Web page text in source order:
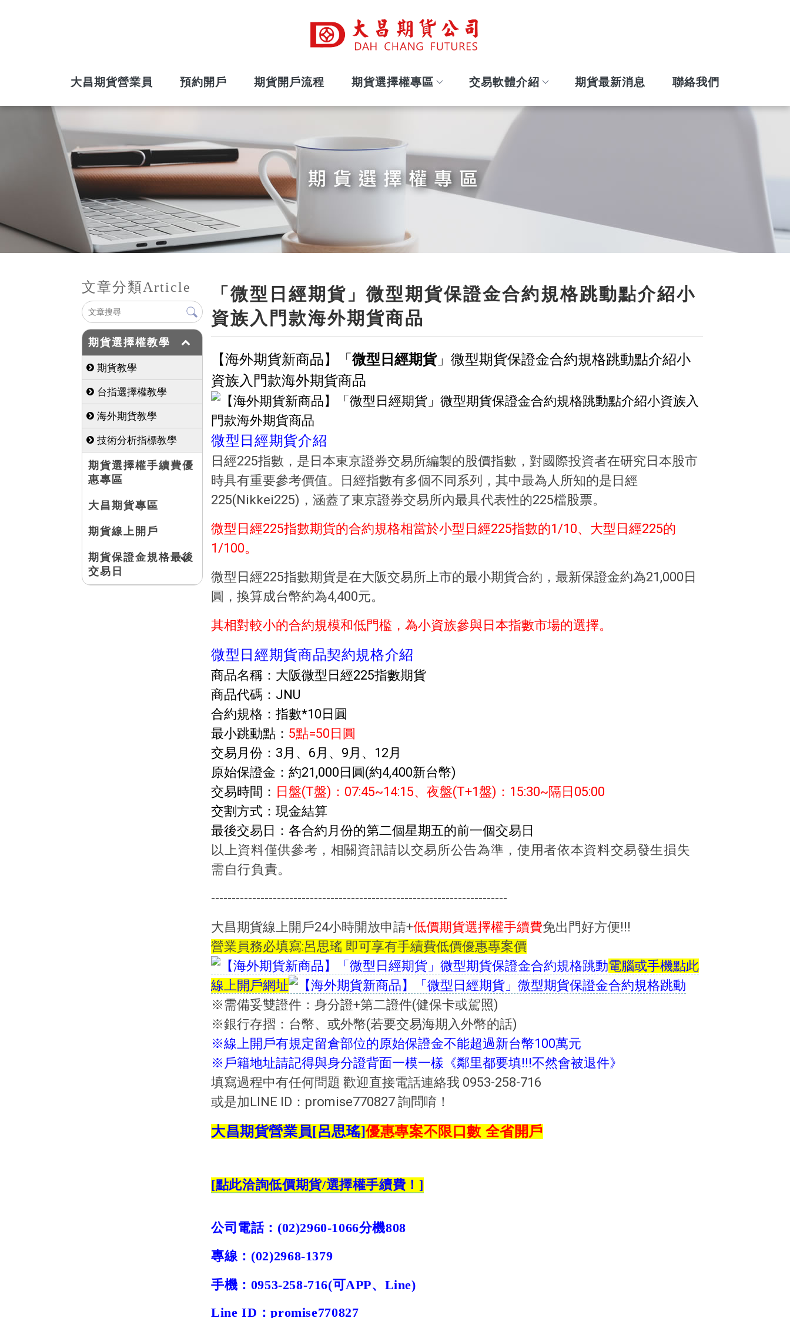
大昌期貨營業員 預約開戶 期貨開戶流程 期貨選擇權專區 交易軟體介紹 期貨最新消息 聯絡我們
文章分類Article
期貨選擇權教學
期貨教學
台指選擇權教學
海外期貨教學
技術分析指標教學
期貨選擇權手續費優
惠專區
大昌期貨專區
期貨線上開戶
期貨保證金規格最後
交易日
「微型日經期貨」微型期貨保證金合約規格跳動點介紹小
資族入門款海外期貨商品
【海外期貨新商品】「 微型日經期貨」微型期貨保證金合約規格跳動點介紹小
資族入門款海外期貨商品
微型日經期貨介紹
日經225指數，是日本東京證券交易所編製的股價指數，對國際投資者在研究日本股市
時具有重要參考價值。日經指數有多個不同系列，其中最為人所知的是日經
225(Nikkei225)，涵蓋了東京證券交易所內最具代表性的225檔股票。
微型日經225指數期貨的合約規格相當於小型日經225指數的1/10、大型日經225的
1/100。
微型日經225指數期貨是在大阪交易所上市的最小期貨合約，最新保證金約為21,000日
圓，換算成台幣約為4,400元。
其相對較小的合約規模和低門檻，為小資族參與日本指數市場的選擇。
微型日經期貨商品契約規格介紹
商品名稱：大阪微型日經225指數期貨
商品代碼：JNU
合約規格：指數*10日圓
最小跳動點： 5點=50日圓
交易月份：3月、6月、9月、12月
原始保證金：約21,000日圓(約4,400新台幣)
交易時間： 日盤(T盤)：07:45~14:15、夜盤(T+1盤)：15:30~隔日05:00
交割方式：現金結算
最後交易日：各合約月份的第二個星期五的前一個交易日
以上資料僅供參考，相關資訊請以交易所公告為準，使用者依本資料交易發生損失
需自行負責。
------------------------------------------------------------------------
大昌期貨線上開戶24小時開放申請+低價期貨選擇權手續費免出門好方便!!!
營業員務必填寫:呂思瑤 即可享有手續費低價優惠專案價
電腦或手機點此
線上開戶網址
※需備妥雙證件：身分證+第二證件(健保卡或駕照)
※銀行存摺：台幣、或外幣(若要交易海期入外幣的話)
※線上開戶有規定留倉部位的原始保證金不能超過新台幣100萬元
※戶籍地址請記得與身分證背面一模一樣《鄰里都要填!!!不然會被退件》
填寫過程中有任何問題 歡迎直接電話連絡我 0953-258-716
或是加LINE ID：promise770827 詢問唷！
大昌期貨營業員[呂思瑤]優惠專案不限口數 全省開戶
[點此洽詢低價期貨/選擇權手續費！]
公司電話： (02)2960-1066分機808
專線： (02)2968-1379
手機： 0953-258-716(可APP、 Line)
Line ID ：promise770827